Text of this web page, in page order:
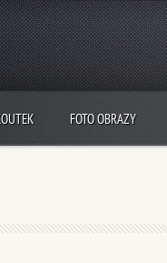
FOTO OBRAZY